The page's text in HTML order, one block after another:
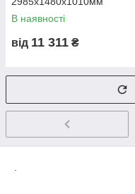
📞 Як замовити
Зателефонуйте або
Ми підберемо оптимальні
виконаємо розрахунок та
💥Металбудальянс —
В наявності
від 11 311 ₴